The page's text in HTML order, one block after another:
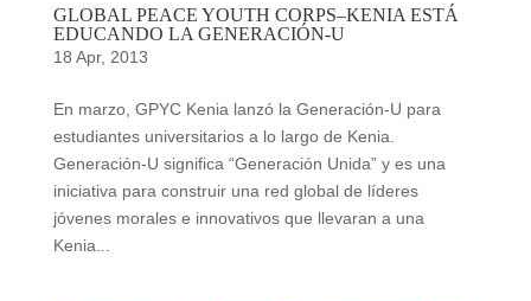
GLOBAL PEACE YOUTH CORPS–KENIA ESTÁ
EDUCANDO LA GENERACIÓN-U
18 Apr, 2013
En marzo, GPYC Kenia lanzó la Generación-U para
estudiantes universitarios a lo largo de Kenia.
Generación-U significa “Generación Unida” y es una
iniciativa para construir una red global de líderes
jóvenes morales e innovativos que llevaran a una
Kenia...